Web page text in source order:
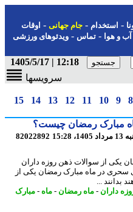
استخدام- جام جهانی-اوقات
هوا-تماس-ویدئوهای ورزشی
12:18 | 1405/5/17
سرویسها
9
10
11
12
13
14
15
مبارک رمضان چیست؟
82022892
از سوالات ذهن روزه داران
در ماه مبارک رمضان یکی از
...
- ماه رمضان-ماه-مبارک